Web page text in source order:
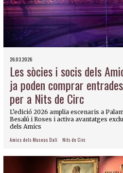
26.03.2026
Les sòcies i socis dels
ja poden comprar
per a Nits de Circ
L’edició 2026 amplia escenaris a
Besalú i Roses i activa avantatges
dels Amics
Amics dels Museus Dalí Nits de Circ